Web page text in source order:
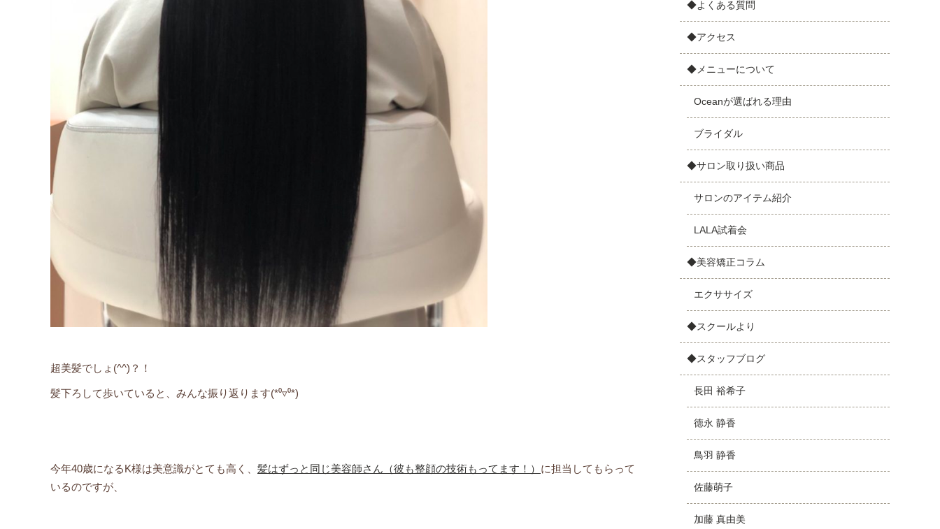
超美髪でしょ(^^)？！
髪下ろして歩いていると、みんな振り返ります(*⁰▿⁰*)
今年40歳になるK様は美意識がとても高く、 髪はずっと同じ美容師さん（彼も整顔の技術もってます！） に担当してもらって
いるのですが、
◆よくある質問
◆アクセス
◆メニューについて
Oceanが選ばれる理由
ブライダル
◆サロン取り扱い商品
サロンのアイテム紹介
LALA試着会
◆美容矯正コラム
エクササイズ
◆スクールより
◆スタッフブログ
長田 裕希子
徳永 静香
鳥羽 静香
佐藤萌子
加藤 真由美